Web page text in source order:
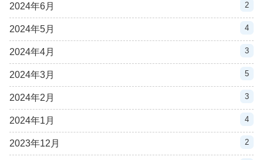
2024年6月 2
2024年5月 4
2024年4月 3
2024年3月 5
2024年2月 3
2024年1月 4
2023年12月 2